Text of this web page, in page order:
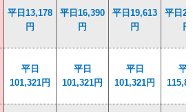
平日13,178
円
平日16,390
円
平日19,613
円
平日
円
平日
101,321円
平日
101,321円
平日
101,321円
平
平日13,178
円
平日16,390
円
平日19,613
円
平日
円
平日
101,321円
平日
101,321円
平日
101,321円
平